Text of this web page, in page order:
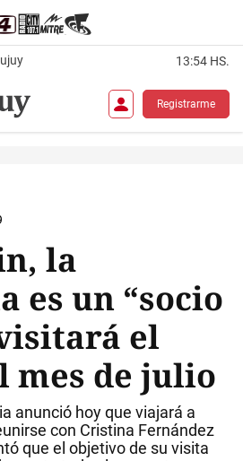
13:54 HS.
Registrarme
la
es un “socio
el
mes de julio
anunció hoy que viajará a
con Cristina Fernández
que el objetivo de su visita